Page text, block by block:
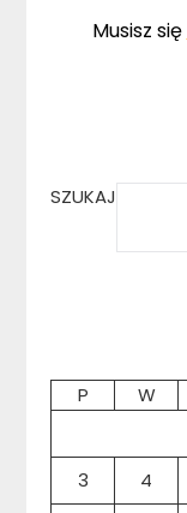
Musisz się
SZUKAJ
P W
3
4